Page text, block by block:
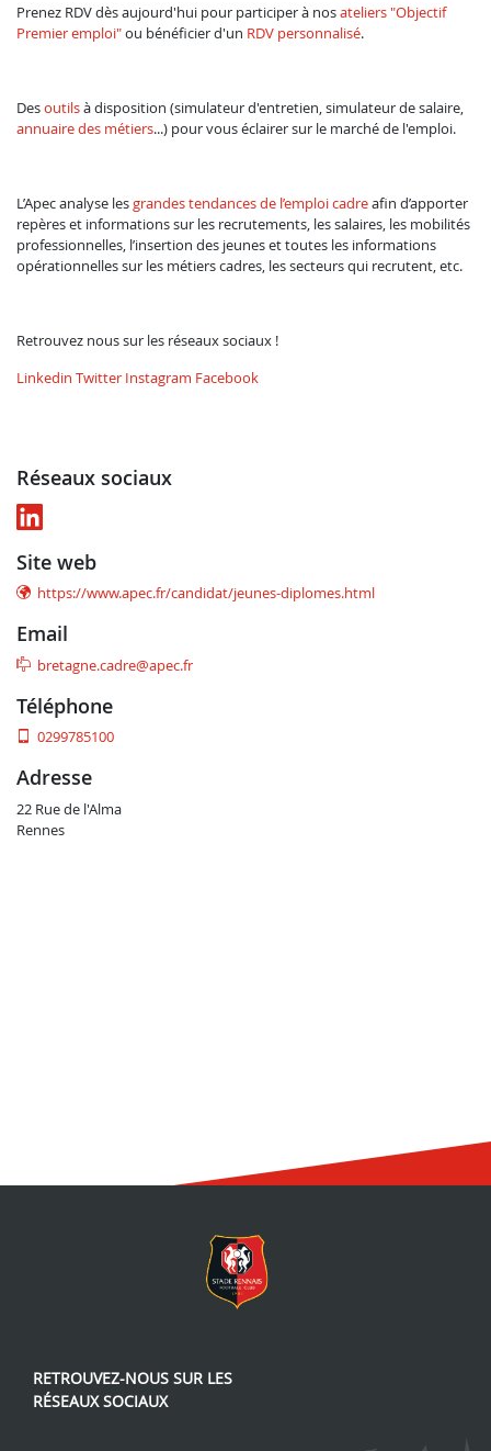
Prenez RDV dès aujourd'hui pour participer à nosateliers "Objectif
Premier emploi"ou bénéficier d'un RDV personnalisé.
Desoutilsà disposition (simulateur d'entretien, simulateur de salaire,
annuaire des métiers...) pour vous éclairer sur le marché de l'emploi.
L’Apec analyse lesgrandes tendances de l’emploi cadreafin d’apporter
repères et informations sur les recrutements, les salaires, les mobilités
professionnelles, l’insertion des jeunes et toutes les informations
opérationnelles sur les métiers cadres, les secteurs qui recrutent, etc.
Retrouvez nous sur les réseaux sociaux !
Linkedin Twitter Instagram Facebook
réseaux sociaux
site web
https://www.apec.fr/candidat/jeunes-diplomes.html
email
bretagne.cadre@apec.fr
téléphone
0299785100
adresse
22 Rue de l'Alma
Rennes
RETROUVEZ-NOUS SUR LES
RÉSEAUX SOCIAUX
Lien vers notre page Facebook
Lien vers notre page
Lien vers notre page
Lien vers notre